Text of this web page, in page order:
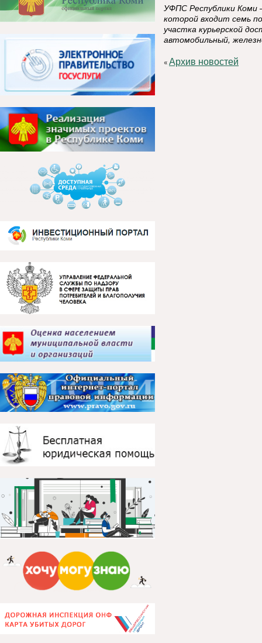
УФПС Республики Коми
которой входит семь
участка курьерской
автомобильный,
«Архив новостей